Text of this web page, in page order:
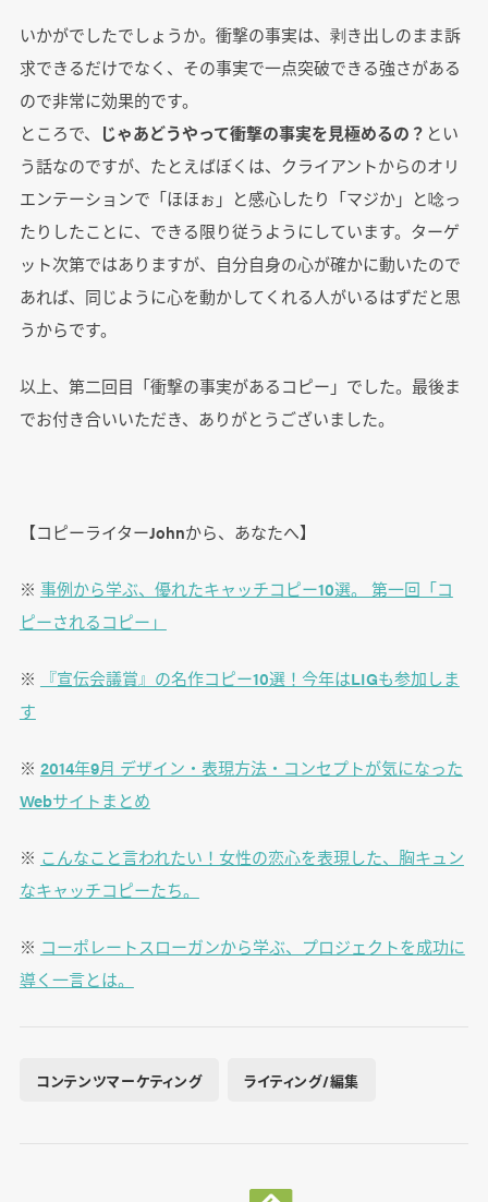
いかがでしたでしょうか。衝撃の事実は、剥き出しのまま訴
求できるだけでなく、その事実で一点突破できる強さがある
ので非常に効果的です。
ところで、
じゃあどうやって衝撃の事実を見極めるの？ とい
う話なのですが、たとえばぼくは、クライアントからのオリ
エンテーションで「ほほぉ」と感心したり「マジか」と唸っ
たりしたことに、できる限り従うようにしています。ターゲ
ット次第ではありますが、自分自身の心が確かに動いたので
あれば、同じように心を動かしてくれる人がいるはずだと思
うからです。
以上、第二回目「衝撃の事実があるコピー」でした。最後ま
でお付き合いいただき、ありがとうございました。
【コピーライターJohnから、あなたへ】
※ 事例から学ぶ、優れたキャッチコピー10選。 第一回「コ
ピーされるコピー」
※
『宣伝会議賞』の名作コピー10選！今年はLIGも参加しま
す
※ 2014年9月 デザイン・表現方法・コンセプトが気になった
Webサイトまとめ
※ こんなこと言われたい！女性の恋心を表現した、胸キュン
なキャッチコピーたち。
※ コーポレートスローガンから学ぶ、プロジェクトを成功に
導く一言とは。
コンテンツマーケティング ライティング/編集